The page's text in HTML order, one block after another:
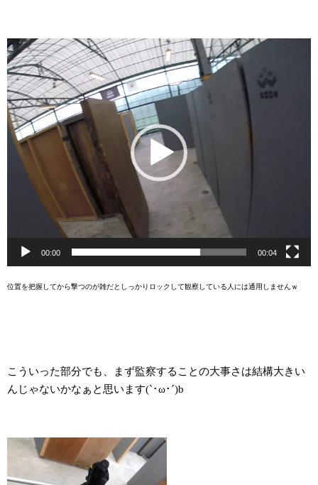
動
画
プ
レ
ー
ヤ
00:00 00:04
位置を把握してから撃つのが雑だとしっかりロックして観察している人には通用しませんｗ
こういった部分でも、まず監察することの大事さは結構大きい
んじゃないかなぁと思います(`･ω･´)b